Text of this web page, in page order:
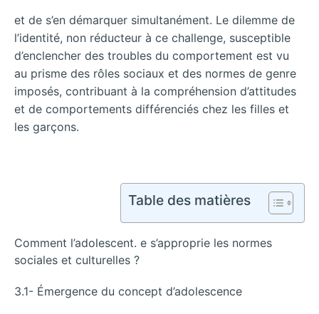
et de s’en démarquer simultanément. Le dilemme de
l’identité, non réducteur à ce challenge, susceptible
d’enclencher des troubles du comportement est vu
au prisme des rôles sociaux et des normes de genre
imposés, contribuant à la compréhension d’attitudes
et de comportements différenciés chez les filles et
les garçons.
Table des matières
Comment l’adolescent. e s’approprie les normes
sociales et culturelles ?
3.1- Émergence du concept d’adolescence